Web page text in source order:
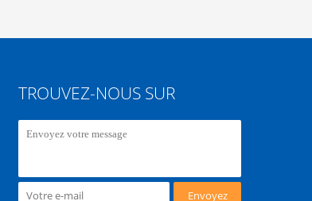
TROUVEZ-NOUS SUR
Envoyez